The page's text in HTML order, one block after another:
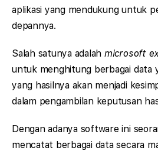
aplikasi yang mendukung untuk
depannya.
Salah satunya adalah microsoft
untuk menghitung berbagai data
yang hasilnya akan menjadi
dalam pengambilan keputusan
Dengan adanya software ini
mencatat berbagai data secara